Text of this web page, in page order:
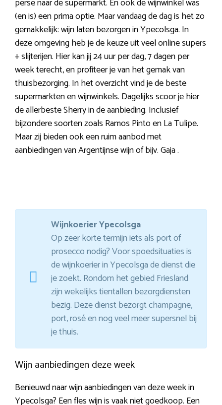
perse naar de supermarkt. En ook de wijnwinkel was
(en is) een prima optie. Maar vandaag de dag is het zo
gemakkelijk: wijn laten bezorgen in Ypecolsga. In
deze omgeving heb je de keuze uit veel online supers
+ slijterijen. Hier kan jij 24 uur per dag, 7 dagen per
week terecht, en profiteer je van het gemak van
thuisbezorging. In het overzicht vind je de beste
supermarkten en wijnwinkels. Dagelijks scoor je hier
de allerbeste Sherry in de aanbieding. Inclusief
bijzondere soorten zoals Ramos Pinto en La Tulipe.
Maar zij bieden ook een ruim aanbod met
aanbiedingen van Argentijnse wijn of bijv. Gaja .
Wijnkoerier Ypecolsga
Op zeer korte termijn iets als port of
prosecco nodig? Voor spoedsituaties is
de wijnkoerier in Ypecolsga de dienst die
je zoekt. Rondom het gebied Friesland
zijn wekelijks tientallen bezorgdiensten
bezig. Deze dienst bezorgt champagne,
port, rosé en nog veel meer supersnel bij
je thuis.
Wijn aanbiedingen deze week
Benieuwd naar wijn aanbiedingen van deze week in
Ypecolsga? Een fles wijn is vaak niet goedkoop. Een